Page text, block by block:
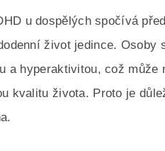
u dospělých spočívá
život jedince. Osoby
a hyperaktivitou, což
kvalitu života. Proto je